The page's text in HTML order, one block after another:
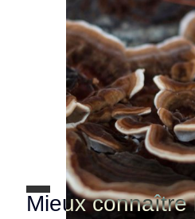
Mieux connaître